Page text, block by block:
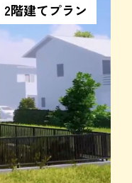
2階建てプラン